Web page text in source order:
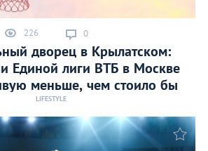
226 0
дворец в Крылатском:
Единой лиги ВТБ в Москве
меньше, чем стоило бы
LIFESTYLE